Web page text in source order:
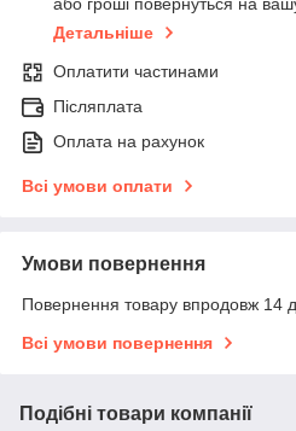
або гроші повернуться на
Детальніше
Оплатити частинами
Післяплата
Оплата на рахунок
Всі умови оплати
Умови повернення
Повернення товару впродовж 14
Всі умови повернення
Подібні товари компанії